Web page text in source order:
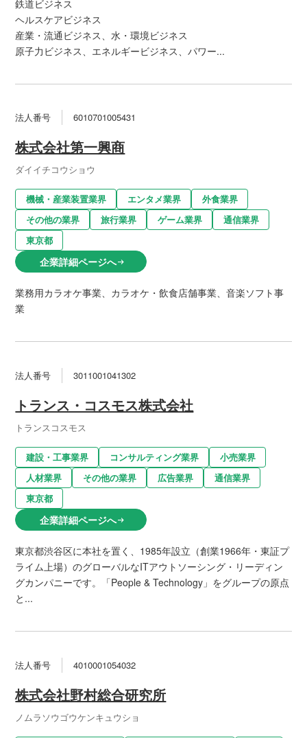
鉄道ビジネス
ヘルスケアビジネス
産業・流通ビジネス、水・環境ビジネス
原子力ビジネス、エネルギービジネス、パワー...
法人番号 6010701005431
株式会社第一興商
ダイイチコウショウ
機械・産業装置業界 エンタメ業界
外食業界
その他の業界
旅行業界 ゲーム業界
通信業界
東京都
企業詳細ページへarrow_right_alt
業務用カラオケ事業、カラオケ・飲食店舗事業、音楽ソフト事
業
法人番号 3011001041302
トランス・コスモス株式会社
トランスコスモス
建設・工事業界 コンサルティング業界
小売業界
人材業界
その他の業界 広告業界
通信業界
東京都
企業詳細ページへarrow_right_alt
東京都渋谷区に本社を置く、1985年設立（創業1966年・東証プ
ライム上場）のグローバルなITアウトソーシング・リーディン
グカンパニーです。「People & Technology」をグループの原点
と...
法人番号 4010001054032
株式会社野村総合研究所
ノムラソウゴウケンキュウショ